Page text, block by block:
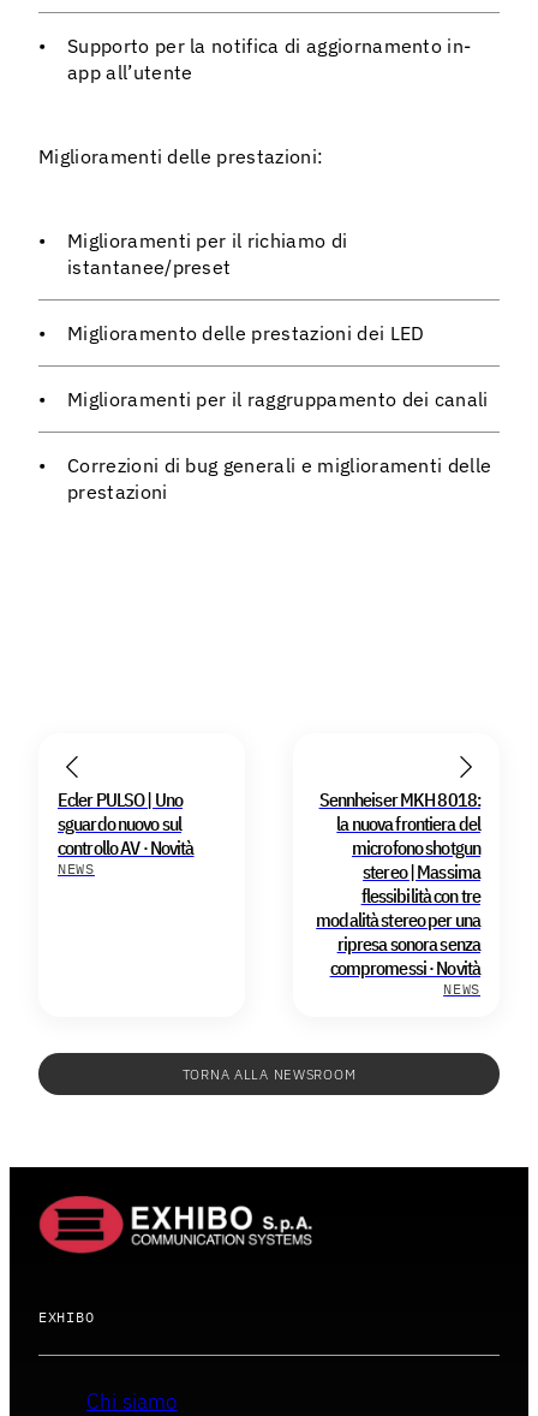
Supporto per la notifica di aggiornamento in-
app all’utente
Miglioramenti delle prestazioni:
Miglioramenti per il richiamo di
istantanee/preset
Miglioramento delle prestazioni dei LED
Miglioramenti per il raggruppamento dei canali
Correzioni di bug generali e miglioramenti delle
prestazioni
NEWS
Ecler PULSO | Uno
sguardo nuovo sul
controllo AV · Novità
TORNA ALLA NEWSROOM
NEWS
Sennheiser MKH 8018:
la nuova frontiera del
microfono shotgun
stereo | Massima
flessibilità con tre
modalità stereo per una
ripresa sonora senza
compromessi · Novità
EXHIBO
Chi siamo